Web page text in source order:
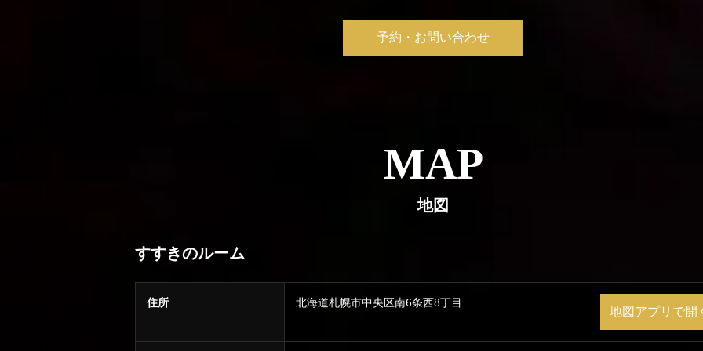
予約・お問い合わせ
MAP
地図
すすきのルーム
住所 北海道札幌市中央区南6条西8丁目
地図アプリで開